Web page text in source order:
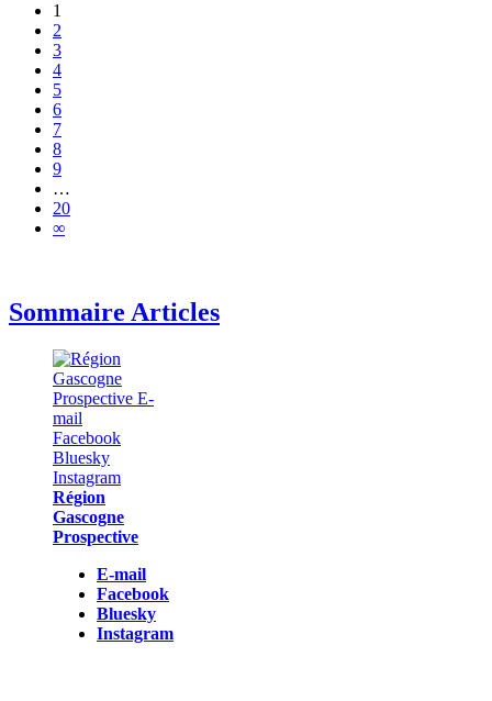
1
2
3
4
5
6
7
8
9
…
20
∞
Sommaire Articles
Région
Gascogne
Prospective
E-mail
Facebook
Bluesky
Instagram